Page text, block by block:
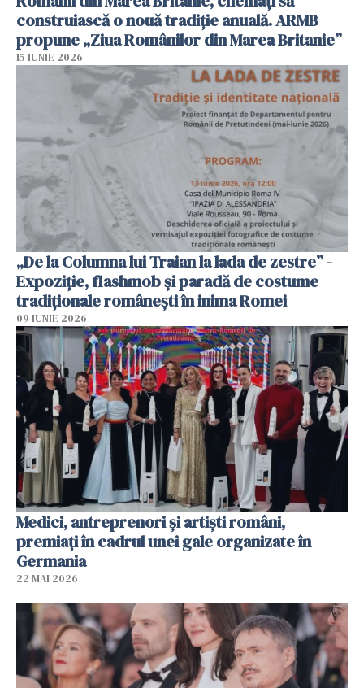
construiască o nouă tradiție anuală. ARMB
propune „Ziua Românilor din Marea Britanie”
15 IUNIE 2026
„De la Columna lui Traian la lada de zestre” -
Expoziție, flashmob și paradă de costume
tradiționale românești în inima Romei
09 IUNIE 2026
Medici, antreprenori și artiști români,
premiați în cadrul unei gale organizate în
Germania
22 MAI 2026